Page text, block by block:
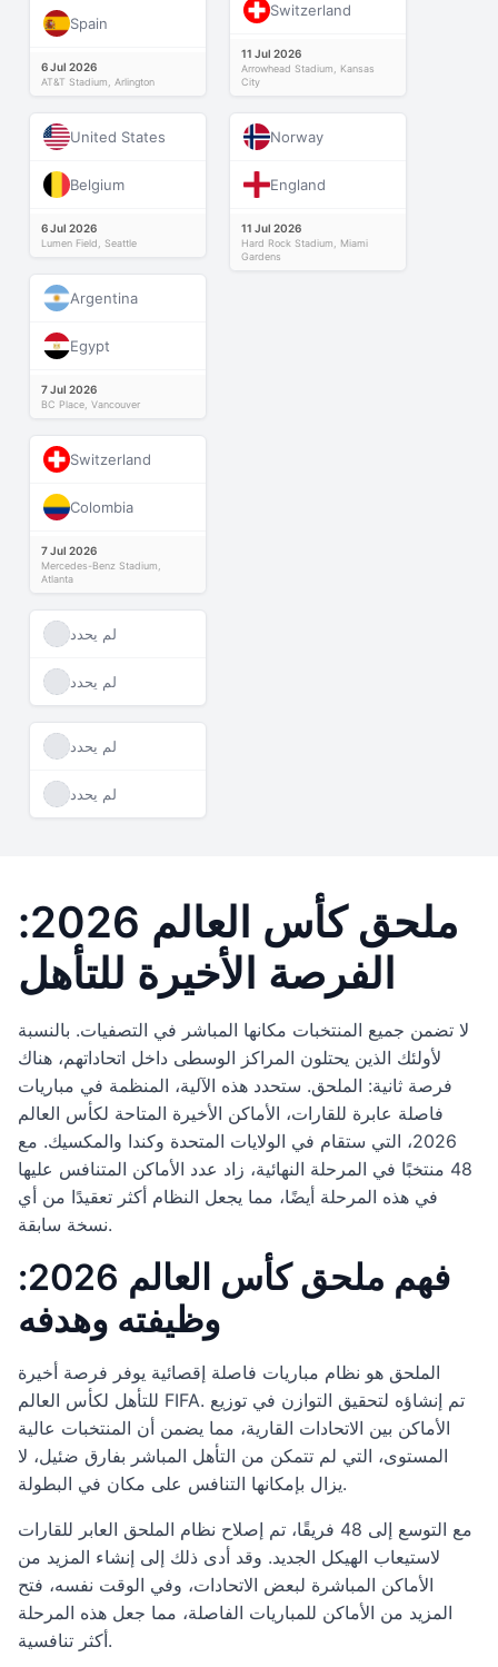
Spain
6 Jul 2026
AT&T Stadium, Arlington
United States
Belgium
6 Jul 2026
Lumen Field, Seattle
Argentina
Egypt
7 Jul 2026
BC Place, Vancouver
Switzerland
Colombia
7 Jul 2026
Mercedes-Benz Stadium,
Atlanta
لم يحدد
لم يحدد
لم يحدد
لم يحدد
Switzerland
11 Jul 2026
Arrowhead Stadium, Kansas
City
Norway
England
11 Jul 2026
Hard Rock Stadium, Miami
Gardens
ملحق كأس العالم 2026:
الفرصة الأخيرة للتأهل
لا تضمن جميع المنتخبات مكانها المباشر في التصفيات. بالنسبة
لأولئك الذين يحتلون المراكز الوسطى داخل اتحاداتهم، هناك
فرصة ثانية: الملحق. ستحدد هذه الآلية، المنظمة في مباريات
فاصلة عابرة للقارات، الأماكن الأخيرة المتاحة لكأس العالم
2026، التي ستقام في الولايات المتحدة وكندا والمكسيك. مع
48 منتخبًا في المرحلة النهائية، زاد عدد الأماكن المتنافس عليها
في هذه المرحلة أيضًا، مما يجعل النظام أكثر تعقيدًا من أي
نسخة سابقة.
فهم ملحق كأس العالم 2026:
وظيفته وهدفه
الملحق هو نظام مباريات فاصلة إقصائية يوفر فرصة أخيرة
للتأهل لكأس العالم FIFA. تم إنشاؤه لتحقيق التوازن في توزيع
الأماكن بين الاتحادات القارية، مما يضمن أن المنتخبات عالية
المستوى، التي لم تتمكن من التأهل المباشر بفارق ضئيل، لا
يزال بإمكانها التنافس على مكان في البطولة.
مع التوسع إلى 48 فريقًا، تم إصلاح نظام الملحق العابر للقارات
لاستيعاب الهيكل الجديد. وقد أدى ذلك إلى إنشاء المزيد من
الأماكن المباشرة لبعض الاتحادات، وفي الوقت نفسه، فتح
المزيد من الأماكن للمباريات الفاصلة، مما جعل هذه المرحلة
أكثر تنافسية.